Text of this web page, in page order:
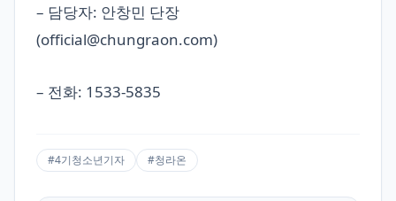
– 담당자: 안창민 단장
(official@chungraon.com)
– 전화: 1533-5835
#4기청소년기자 #청라온